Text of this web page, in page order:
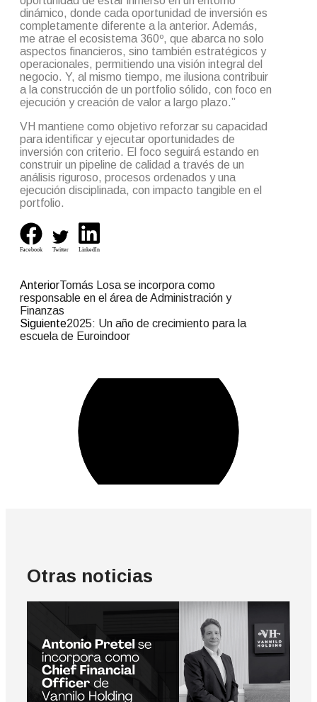
dinámico, donde cada oportunidad de inversión es
completamente diferente a la anterior. Además,
me atrae el ecosistema 360º, que abarca no solo
aspectos financieros, sino también estratégicos y
operacionales, permitiendo una visión integral del
negocio. Y, al mismo tiempo, me ilusiona contribuir
a la construcción de un portfolio sólido, con foco en
ejecución y creación de valor a largo plazo.”
VH mantiene como objetivo reforzar su capacidad
para identificar y ejecutar oportunidades de
inversión con criterio. El foco seguirá estando en
construir un pipeline de calidad a través de un
análisis riguroso, procesos ordenados y una
ejecución disciplinada, con impacto tangible en el
portfolio.
Facebook Twitter LinkedIn
AnteriorTomás Losa se incorpora como
responsable en el área de Administración y
Finanzas
Siguiente2025: Un año de crecimiento para la
escuela de Euroindoor
Otras noticias